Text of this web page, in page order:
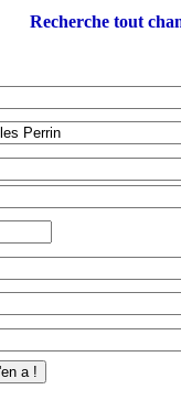
Recherche tout